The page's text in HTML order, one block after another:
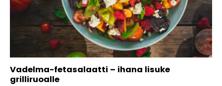
Vadelma-fetasalaatti – ihana lisuke
grilliruoalle